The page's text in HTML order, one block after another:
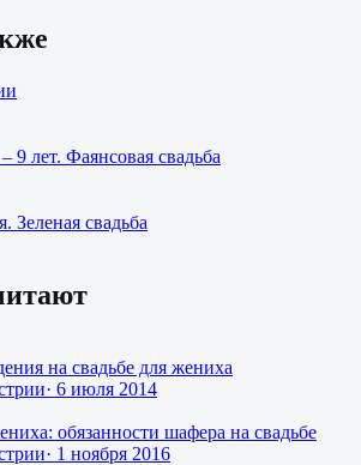
9 лет. Фаянсовая свадьба
Зеленая свадьба
на свадьбе для жениха
· 6 июля 2014
обязанности шафера на свадьбе
· 1 ноября 2016